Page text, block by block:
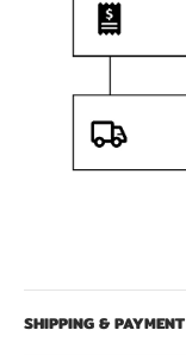
SHIPPING & PAYMENT